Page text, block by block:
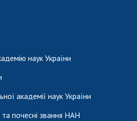
НАН УКРАЇНИ
наук України
академії наук України
почесні звання НАН